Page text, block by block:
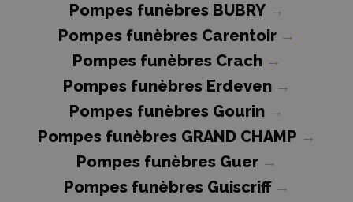
Pompes funèbres BUBRY →
Pompes funèbres Carentoir →
Pompes funèbres Crach →
Pompes funèbres Erdeven →
Pompes funèbres Gourin →
Pompes funèbres GRAND CHAMP →
Pompes funèbres Guer →
Pompes funèbres Guiscriff →